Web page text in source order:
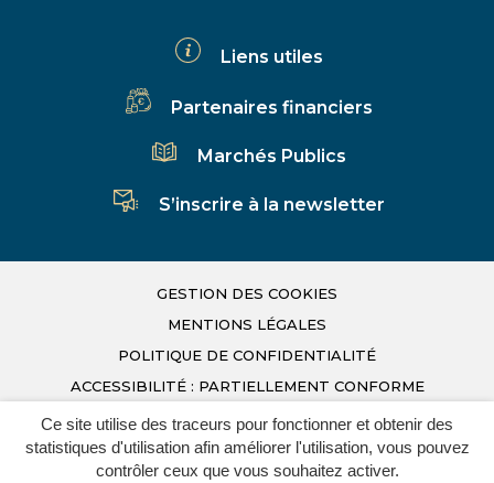
Ce site utilise des traceurs pour fonctionner et obtenir des
statistiques d'utilisation afin améliorer l'utilisation, vous pouvez
contrôler ceux que vous souhaitez activer.
Infos Déchets
Facebook
LinkedinYoutube
Liens utiles
Partenaires financiers
Marchés Publics
S’inscrire à la newsletter
GESTION DES COOKIES
MENTIONS LÉGALES
POLITIQUE DE CONFIDENTIALITÉ
ACCESSIBILITÉ : PARTIELLEMENT CONFORME
PLAN DU SITE
INOVAGORA